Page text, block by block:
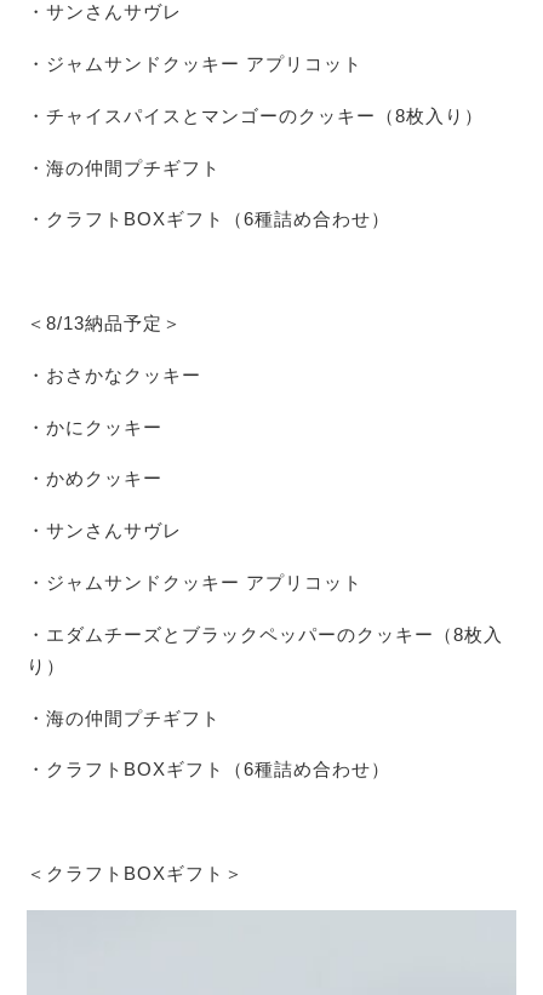
・サンさんサヴレ
・ジャムサンドクッキー アプリコット
・チャイスパイスとマンゴーのクッキー（8枚入り）
・海の仲間プチギフト
・クラフトBOXギフト（6種詰め合わせ）
＜8/13納品予定＞
・おさかなクッキー
・かにクッキー
・かめクッキー
・サンさんサヴレ
・ジャムサンドクッキー アプリコット
・エダムチーズとブラックペッパーのクッキー（8枚入
り）
・海の仲間プチギフト
・クラフトBOXギフト（6種詰め合わせ）
＜クラフトBOXギフト＞